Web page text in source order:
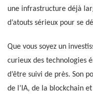
une infrastructure déjà
d’atouts sérieux pour se
Que vous soyez un
curieux des technologies
d’être suivi de près. Son
de l’IA, de la blockchain